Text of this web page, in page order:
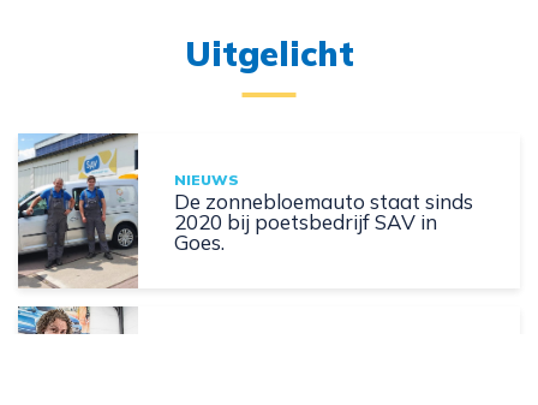
Uitgelicht
NIEUWS
De zonnebloemauto staat sinds
2020 bij poetsbedrijf SAV in
Goes.